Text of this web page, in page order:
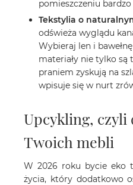
pomieszczeniu
Tekstylia o
odświeża wyglądu
Wybieraj len i
materiały nie tylko są
praniem zyskują na
wpisuje się w nurt
Upcykling, czyli
Twoich mebli
W 2026 roku bycie eko
życia, który dodatkowo